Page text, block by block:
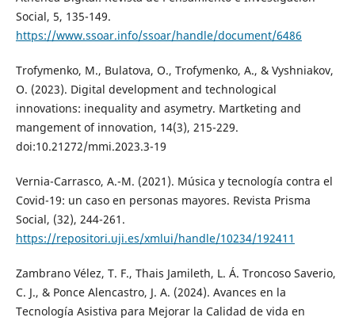
Social, 5, 135-149.
https://www.ssoar.info/ssoar/handle/document/6486
Trofymenko, M., Bulatova, O., Trofymenko, A., & Vyshniakov,
O. (2023). Digital development and technological
innovations: inequality and asymetry. Martketing and
mangement of innovation, 14(3), 215-229.
doi:10.21272/mmi.2023.3-19
Vernia-Carrasco, A.-M. (2021). Música y tecnología contra el
Covid-19: un caso en personas mayores. Revista Prisma
Social, (32), 244-261.
https://repositori.uji.es/xmlui/handle/10234/192411
Zambrano Vélez, T. F., Thais Jamileth, L. Á. Troncoso Saverio,
C. J., & Ponce Alencastro, J. A. (2024). Avances en la
Tecnología Asistiva para Mejorar la Calidad de vida en